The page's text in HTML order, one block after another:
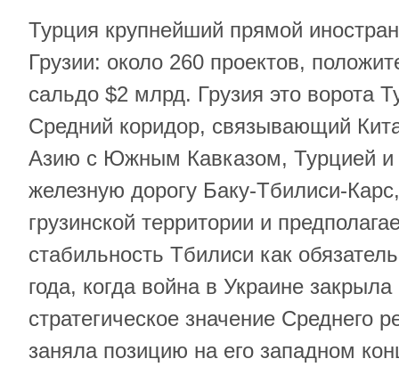
Турция крупнейший прямой
Грузии: около 260 проектов,
сальдо $2 млрд. Грузия это ворота
Средний коридор, связывающий
Азию с Южным Кавказом, Турцией и
железную дорогу Баку-Тбилиси-
грузинской территории и
стабильность Тбилиси как
года, когда война в Украине
стратегическое значение Среднего
заняла позицию на его западном